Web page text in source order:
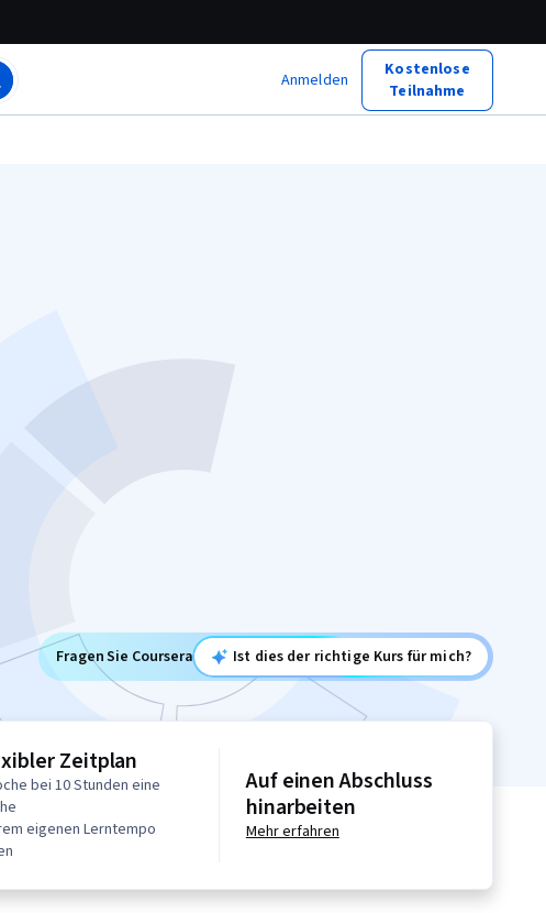
Anmelden
Kostenlose
Teilnahme
Fragen Sie Coursera Ist dies der richtige Kurs für mich?
Zeitplan
bei 10 Stunden eine
eigenen Lerntempo
Auf einen Abschluss
hinarbeiten
Mehr erfahren